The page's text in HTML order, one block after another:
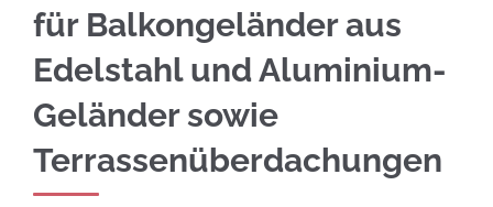
für Balkongeländer aus
Edelstahl und Aluminium-
Geländer sowie
Terrassenüberdachungen